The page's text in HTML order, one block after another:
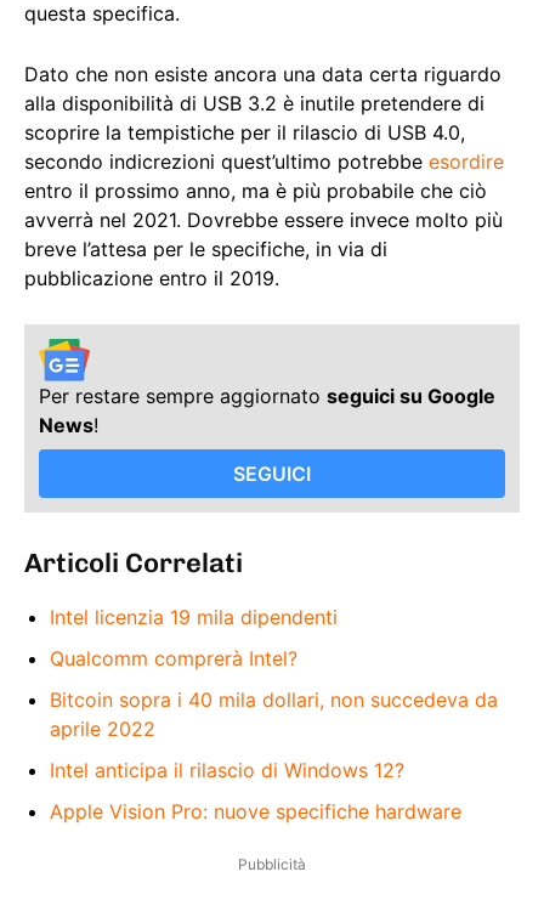
questa specifica.
Dato che non esiste ancora una data certa riguardo
alla disponibilità di USB 3.2 è inutile pretendere di
scoprire la tempistiche per il rilascio di USB 4.0,
secondo indicrezioni quest’ultimo potrebbe esordire
entro il prossimo anno, ma è più probabile che ciò
avverrà nel 2021. Dovrebbe essere invece molto più
breve l’attesa per le specifiche, in via di
pubblicazione entro il 2019.
Per restare sempre aggiornato seguici su Google
News!
SEGUICI
Articoli Correlati
Intel licenzia 19 mila dipendenti
Qualcomm comprerà Intel?
Bitcoin sopra i 40 mila dollari, non succedeva da
aprile 2022
Intel anticipa il rilascio di Windows 12?
Apple Vision Pro: nuove specifiche hardware
Pubblicità